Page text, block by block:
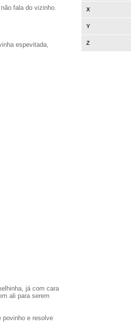
fala do vizinho.
espevitada,
já com cara
ali para serem
povinho e resolve
X
Y
Z